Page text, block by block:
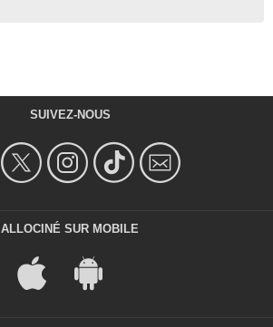
SUIVEZ-NOUS
ALLOCINÉ SUR MOBILE